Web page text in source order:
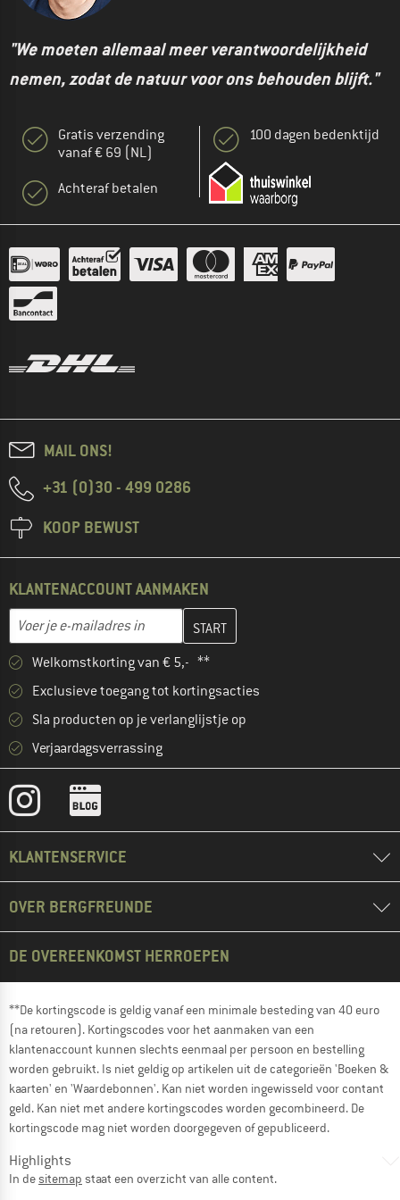
"We moeten allemaal meer verantwoordelijkheid
nemen, zodat de natuur voor ons behouden blijft."
Gratis verzending
vanaf € 69 (NL)
Achteraf betalen
100 dagen bedenktijd
MAIL ONS!
+31 (0)30 - 499 0286
KOOP BEWUST
KLANTENACCOUNT AANMAKEN
E-mailadres
Vul je e-mailadres hier in en maak in de volgende stap je
Welkomstkorting van € 5,- **
Exclusieve toegang tot kortingsacties
Sla producten op je verlanglijstje op
Verjaardagsverrassing
KLANTENSERVICE
OVER BERGFREUNDE
DE OVEREENKOMST HERROEPEN
**De kortingscode is geldig vanaf een minimale besteding van 40 euro
(na retouren). Kortingscodes voor het aanmaken van een
klantenaccount kunnen slechts eenmaal per persoon en bestelling
worden gebruikt. Is niet geldig op artikelen uit de categorieën 'Boeken &
kaarten' en 'Waardebonnen'. Kan niet worden ingewisseld voor contant
geld. Kan niet met andere kortingscodes worden gecombineerd. De
kortingscode mag niet worden doorgegeven of gepubliceerd.
Highlights
In desitemap staat een overzicht van alle content.